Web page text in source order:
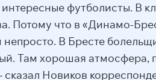
футболисты. В
Потому что в «Динамо-
непросто. В Бресте
Там хорошая атмосфера,
Новиков